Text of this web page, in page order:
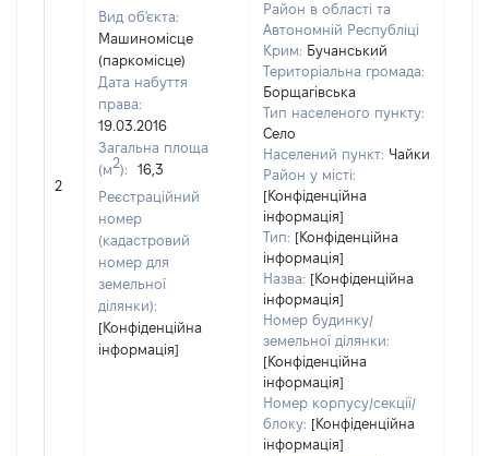
2
Вид об'єкта:
Машиномісце
(паркомісце)
Дата набуття
права:
19.03.2016
Загальна площа
(м2):
16,3
Реєстраційний
номер
(кадастровий
номер для
земельної
ділянки):
[Конфіденційна
інформація]
Район в області та
Автономній Республіці
Крим: Бучанський
Територіальна громада:
Борщагівська
Тип населеного пункту:
Село
Населений пункт: Чайки
Район у місті:
[Конфіденційна
інформація]
Тип: [Конфіденційна
інформація]
Назва: [Конфіденційна
інформація]
Номер будинку/
земельної ділянки:
[Конфіденційна
інформація]
Номер корпусу/секції/
блоку: [Конфіденційна
інформація]